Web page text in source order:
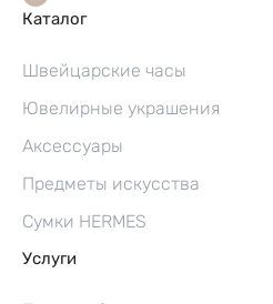
Каталог
Швейцарские часы
Ювелирные украшения
Аксессуары
Предметы искусства
Сумки HERMES
Услуги